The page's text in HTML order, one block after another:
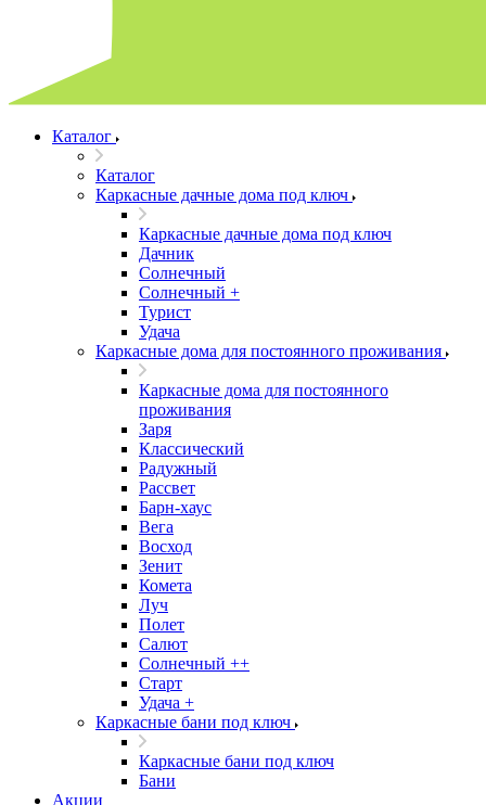
Каталог
Каталог
Каркасные дачные дома под ключ
Каркасные дачные дома под ключ
Дачник
Солнечный
Солнечный +
Турист
Удача
Каркасные дома для постоянного проживания
Каркасные дома для постоянного
проживания
Заря
Классический
Радужный
Рассвет
Барн-хаус
Вега
Восход
Зенит
Комета
Луч
Полет
Салют
Солнечный ++
Старт
Удача +
Каркасные бани под ключ
Каркасные бани под ключ
Бани
Акции